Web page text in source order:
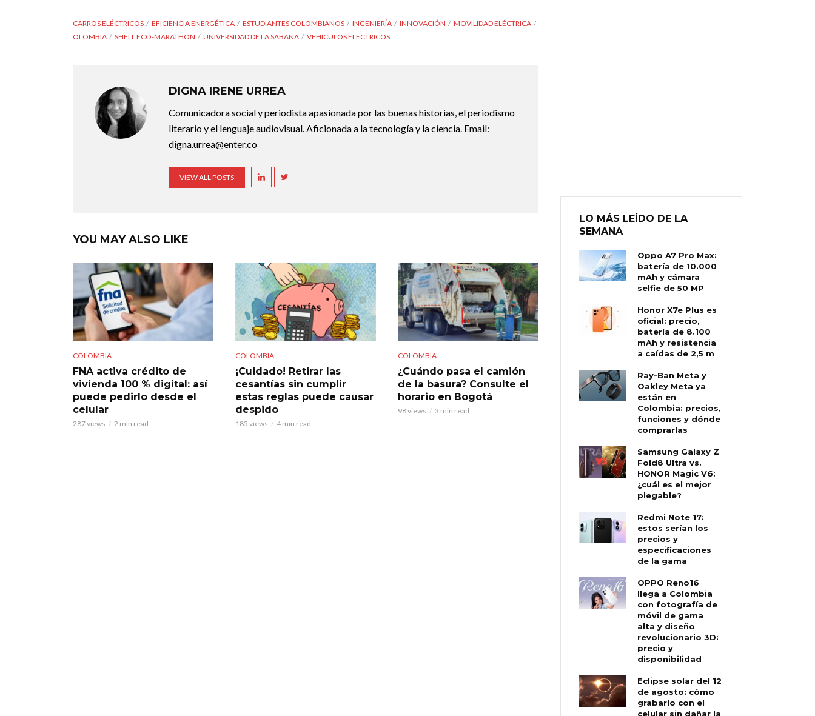
CARROS ELÉCTRICOS EFICIENCIA ENERGÉTICA ESTUDIANTES COLOMBIANOS INGENIERÍA INNOVACIÓN
MOVILIDAD ELÉCTRICA
OLOMBIA
SHELL ECO-MARATHON UNIVERSIDAD DE LA SABANA VEHICULOS ELECTRICOS
DIGNA IRENE URREA
Comunicadora social y periodista apasionada por las buenas historias, el periodismo
literario y el lenguaje audiovisual. Aficionada a la tecnología y la ciencia. Email:
digna.urrea@enter.co
VIEW ALL POSTS
YOU MAY ALSO LIKE
COLOMBIA
FNA activa crédito de
vivienda 100 % digital: así
puede pedirlo desde el
celular
287 views 2 min read
COLOMBIA
¡Cuidado! Retirar las
cesantías sin cumplir
estas reglas puede causar
despido
185 views 4 min read
COLOMBIA
¿Cuándo pasa el camión
de la basura? Consulte el
horario en Bogotá
98 views 3 min read
LO MÁS LEÍDO DE LA
SEMANA
Oppo A7 Pro Max:
batería de 10.000
mAh y cámara
selfie de 50 MP
Honor X7e Plus es
oficial: precio,
batería de 8.100
mAh y resistencia
a caídas de 2,5 m
Ray-Ban Meta y
Oakley Meta ya
están en
Colombia: precios,
funciones y dónde
comprarlas
Samsung Galaxy Z
Fold8 Ultra vs.
HONOR Magic V6:
¿cuál es el mejor
plegable?
Redmi Note 17:
estos serían los
precios y
especificaciones
de la gama
OPPO Reno16
llega a Colombia
con fotografía de
móvil de gama
alta y diseño
revolucionario 3D:
precio y
disponibilidad
Eclipse solar del 12
de agosto: cómo
grabarlo con el
celular sin dañar la